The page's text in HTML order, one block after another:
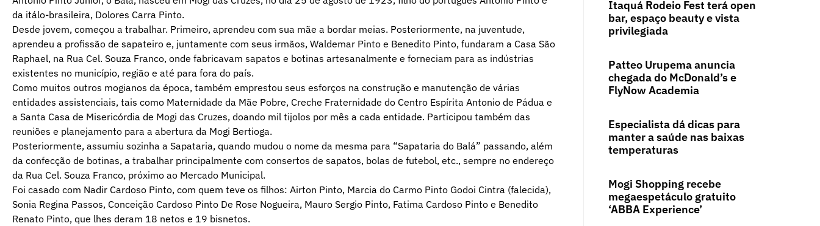
da itálo-brasileira, Dolores Carra Pinto.
Desde jovem, começou a trabalhar. Primeiro, aprendeu com sua mãe a bordar meias. Posteriormente, na juventude,
aprendeu a profissão de sapateiro e, juntamente com seus irmãos, Waldemar Pinto e Benedito Pinto, fundaram a Casa São
Raphael, na Rua Cel. Souza Franco, onde fabricavam sapatos e botinas artesanalmente e forneciam para as indústrias
existentes no município, região e até para fora do país.
Como muitos outros mogianos da época, também emprestou seus esforços na construção e manutenção de várias
entidades assistenciais, tais como Maternidade da Mãe Pobre, Creche Fraternidade do Centro Espírita Antonio de Pádua e
a Santa Casa de Misericórdia de Mogi das Cruzes, doando mil tijolos por mês a cada entidade. Participou também das
reuniões e planejamento para a abertura da Mogi Bertioga.
Posteriormente, assumiu sozinha a Sapataria, quando mudou o nome da mesma para “Sapataria do Balá” passando, além
da confecção de botinas, a trabalhar principalmente com consertos de sapatos, bolas de futebol, etc., sempre no endereço
da Rua Cel. Souza Franco, próximo ao Mercado Municipal.
Foi casado com Nadir Cardoso Pinto, com quem teve os filhos: Airton Pinto, Marcia do Carmo Pinto Godoi Cintra (falecida),
Sonia Regina Passos, Conceição Cardoso Pinto De Rose Nogueira, Mauro Sergio Pinto, Fatima Cardoso Pinto e Benedito
Renato Pinto, que lhes deram 18 netos e 19 bisnetos.
Itaquá Rodeio Fest terá open
bar, espaço beauty e vista
privilegiada
Patteo Urupema anuncia
chegada do McDonald’s e
FlyNow Academia
Especialista dá dicas para
manter a saúde nas baixas
temperaturas
Mogi Shopping recebe
megaespetáculo gratuito
‘ABBA Experience’